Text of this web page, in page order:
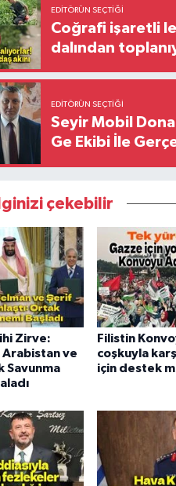
EDITÖRÜN SEÇTIĞI
Coğrafi işaretli
dalından
EDITÖRÜN SEÇTIĞI
Seyir Mobil
Ge Ekibi İle
çekebilir
Zirve:
Arabistan ve
Savunma
Filistin
coşkuyla
için destek